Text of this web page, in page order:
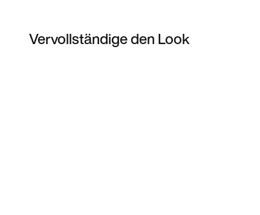
Vervollständige den Look